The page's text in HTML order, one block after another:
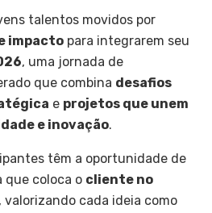
talentos movidos por
impacto para integrarem seu
, uma jornada de
que combina desafios
e projetos que unem
e inovação.
têm a oportunidade de
que coloca o cliente no
, valorizando cada ideia como